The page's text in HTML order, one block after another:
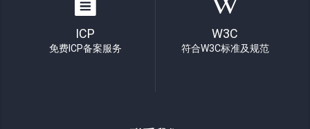
ICP
免费ICP备案服务
W3C
符合W3C标准及规范